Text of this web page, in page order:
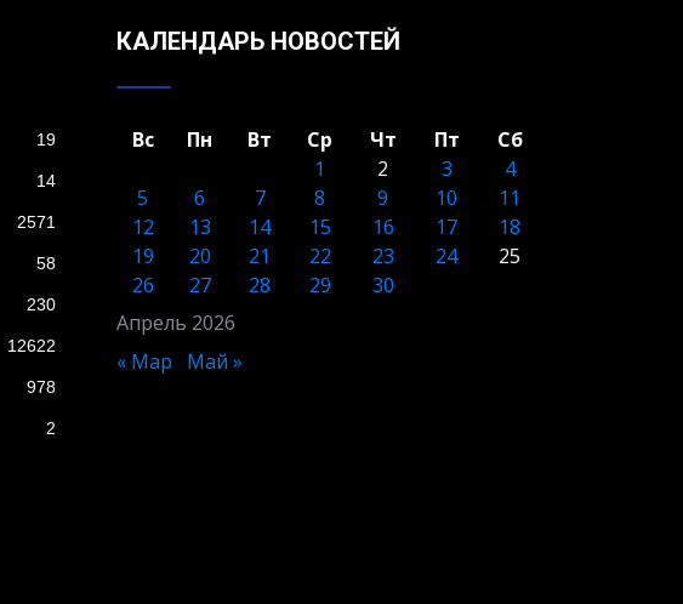
19
14
2571
58
230
12622
978
2
КАЛЕНДАРЬ НОВОСТЕЙ
Апрель 2026
Вс Пн Вт Ср Чт Пт
Сб
1
2 3
4
5
6 7 8 9 10
11
12
13 14 15 16 17
18
19
20 21 22 23 24
25
26
27 28 29 30
« Мар Май »